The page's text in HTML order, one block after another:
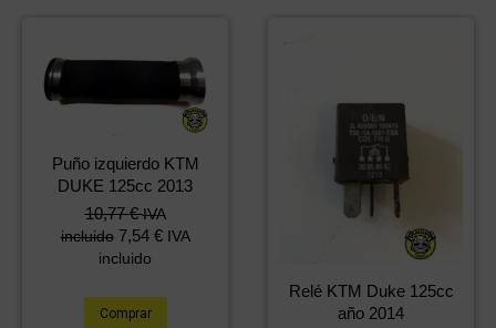
Puño izquierdo KTM
DUKE 125cc 2013
10,77€ IVA
incluido 7,54 € IVA
incluido
Comprar
Relé KTM Duke 125cc
año 2014